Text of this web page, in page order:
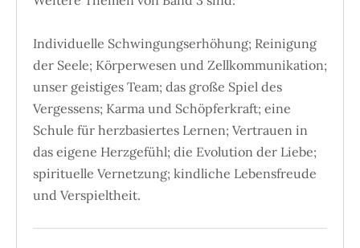
Individuelle Schwingungserhöhung; Reinigung
der Seele; Körperwesen und Zellkommunikation;
unser geistiges Team; das große Spiel des
Vergessens; Karma und Schöpferkraft; eine
Schule für herzbasiertes Lernen; Vertrauen in
das eigene Herzgefühl; die Evolution der Liebe;
spirituelle Vernetzung; kindliche Lebensfreude
und Verspieltheit.